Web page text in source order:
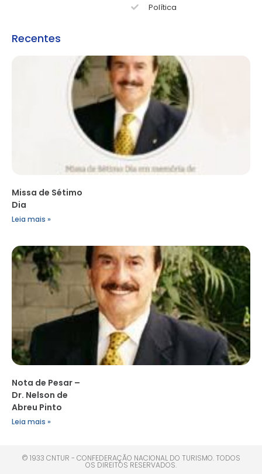
Política
Recentes
Missa de Sétimo
Dia
Leia mais »
Nota de Pesar –
Dr. Nelson de
Abreu Pinto
Leia mais »
© 1933 CNTUR - CONFEDERAÇÃO NACIONAL DO TURISMO. TODOS
OS DIREITOS RESERVADOS.